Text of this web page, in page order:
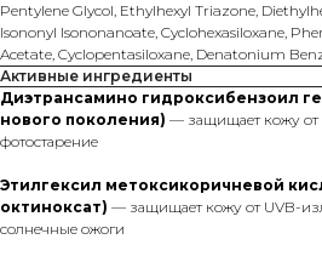
Pentylene Glycol, Ethylhexyl Triazone,
Isononyl Isononanoate, Cyclohexasiloxane,
Acetate, Cyclopentasiloxane, Denatonium
Активные ингредиенты
Диэтрансамино гидроксибензоил
нового поколения) — защищает кожу от
фотостарение
Этилгексил метоксикоричневой
октиноксат) — защищает кожу от UVB-
солнечные ожоги